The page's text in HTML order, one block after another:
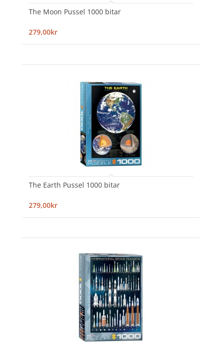
The Moon Pussel 1000 bitar
279,00kr
The Earth Pussel 1000 bitar
279,00kr